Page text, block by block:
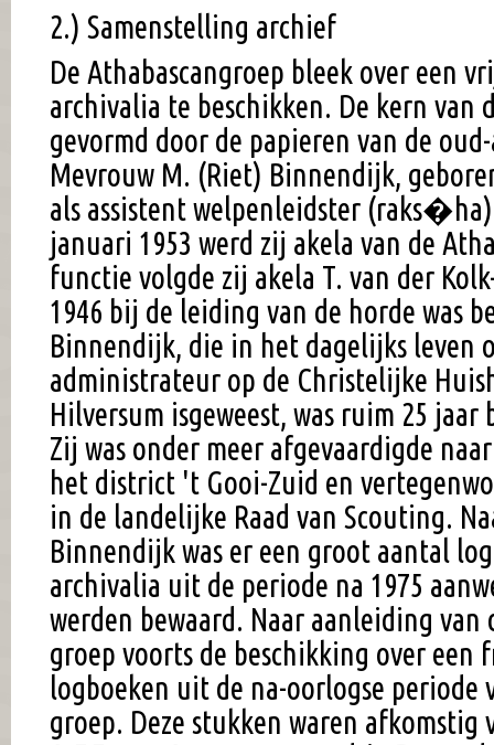
2.) Samenstelling archief
De Athabascangroep bleek over een
archivalia te beschikken. De kern van
gevormd door de papieren van de
Mevrouw M. (Riet) Binnendijk,
als assistent welpenleidster
januari 1953 werd zij akela van de
functie volgde zij akela T. van der
1946 bij de leiding van de horde was
Binnendijk, die in het dagelijks leven
administrateur op de Christelijke
Hilversum isgeweest, was ruim 25
Zij was onder meer afgevaardigde
het district 't Gooi-Zuid en
in de landelijke Raad van Scouting.
Binnendijk was er een groot aantal
archivalia uit de periode na 1975
werden bewaard. Naar aanleiding
groep voorts de beschikking over een
logboeken uit de na-oorlogse periode
groep. Deze stukken waren afkomstig